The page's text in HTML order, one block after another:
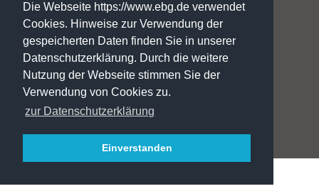
Die Webseite https://www.ebg.de verwendet
Cookies. Hinweise zur Verwendung der
gespeicherten Daten finden Sie in unserer
Datenschutzerklärung. Durch die weitere
Nutzung der Webseite stimmen Sie der
Verwendung von Cookies zu.
zur Datenschutzerklärung
Einverstanden
☏ : +49. 3 91. 5 41 94 77
gf@ebg.de
📬 Kontakt
🧾 Impressum
🛡️ Datenschutzerklärung
💼 Jobs/Praktika
🎓 Fördermöglichkeiten